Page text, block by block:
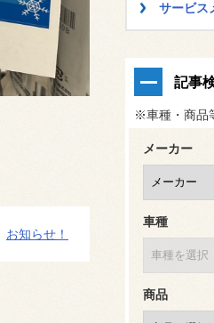
お知らせ！
サービス
記事
※車種・商品
メーカー
車種
商品